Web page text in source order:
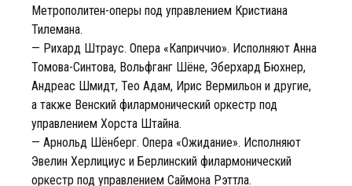
Метрополитен-оперы под управлением Кристиана
Тилемана.
— Рихард Штраус. Опера «Каприччио». Исполняют Анна
Томова-Синтова, Вольфганг Шёне, Эберхард Бюхнер,
Андреас Шмидт, Тео Адам, Ирис Вермильон и другие,
а также Венский филармонический оркестр под
управлением Хорста Штайна.
— Арнольд Шёнберг. Опера «Ожидание». Исполняют
Эвелин Херлициус и Берлинский филармонический
оркестр под управлением Саймона Рэттла.